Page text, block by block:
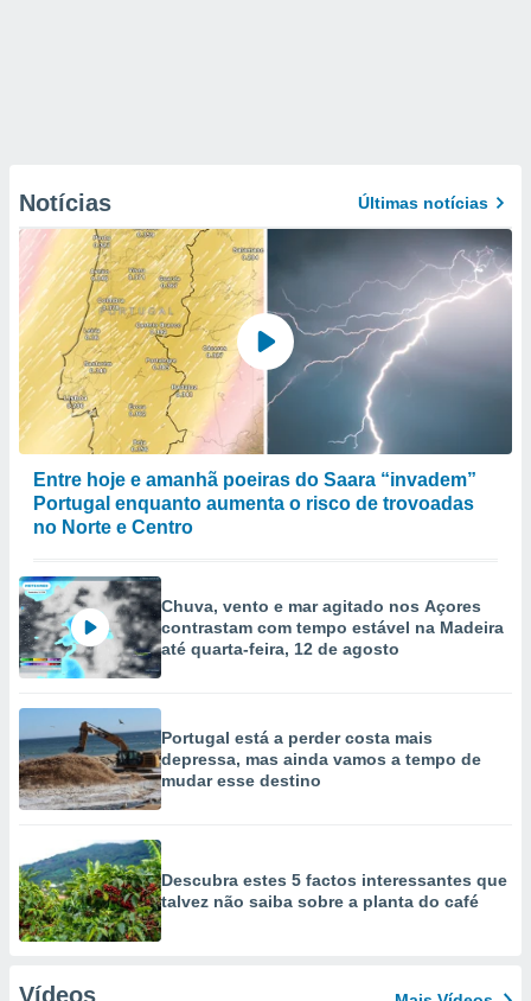
Notícias Últimas notícias
Entre hoje e amanhã poeiras do Saara “invadem”
Portugal enquanto aumenta o risco de trovoadas
no Norte e Centro
Chuva, vento e mar agitado nos Açores
contrastam com tempo estável na Madeira
até quarta-feira, 12 de agosto
Portugal está a perder costa mais
depressa, mas ainda vamos a tempo de
mudar esse destino
Descubra estes 5 factos interessantes que
talvez não saiba sobre a planta do café
Vídeos